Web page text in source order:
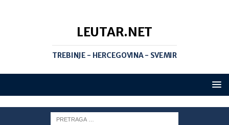
LEUTAR.NET
TREBINJE - HERCEGOVINA - SVEMIR